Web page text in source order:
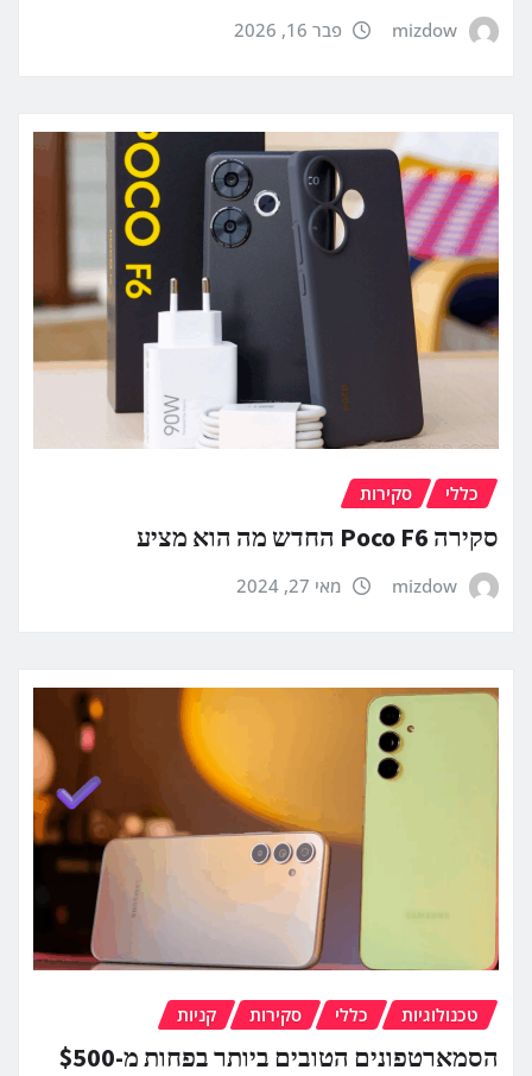
mizdow פבר 16, 2026
כללי סקירות
סקירה Poco F6 החדש מה הוא מציע
mizdow מאי 27, 2024
טכנולוגיות כללי סקירות קניות
הסמארטפונים הטובים ביותר בפחות מ-$500